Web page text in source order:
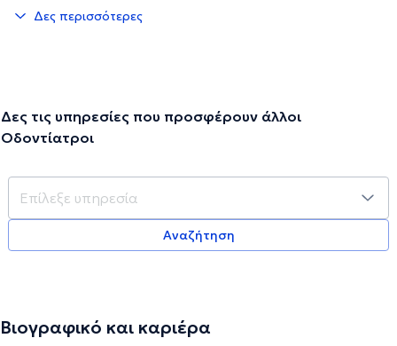
Δες περισσότερες
Δες τις υπηρεσίες που προσφέρουν άλλοι
Οδοντίατροι
Αναζήτηση
Βιογραφικό και καριέρα